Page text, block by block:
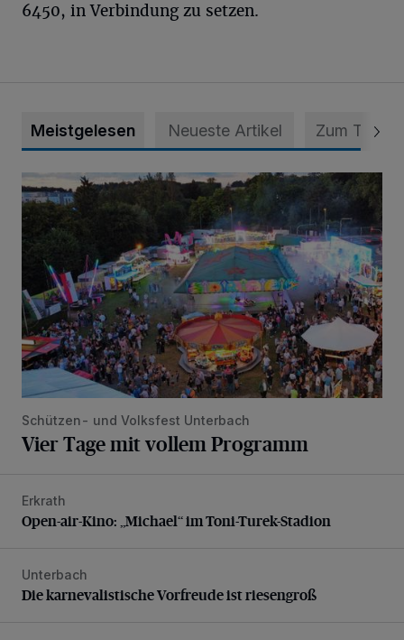
6450, in Verbindung zu setzen.
Meistgelesen Neueste Artikel Zum Thema
Vier Tage mit vollem Programm
Schützen- und Volksfest Unterbach
Vier Tage mit vollem Programm
Open-air-Kino: „Michael“ im Toni-Turek-Stadion
Erkrath
Open-air-Kino: „Michael“ im Toni-Turek-Stadion
Die karnevalistische Vorfreude ist riesengroß
Unterbach
Die karnevalistische Vorfreude ist riesengroß